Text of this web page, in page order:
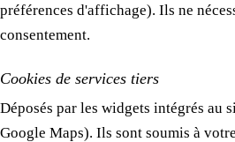
préférences d'affichage). Ils ne
consentement.
Cookies de services tiers
Déposés par les widgets intégrés au
Google Maps). Ils sont soumis à